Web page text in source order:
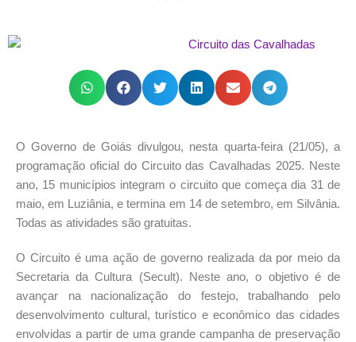
O Governo de Goiás divulgou, nesta quarta-feira (21/05), a
programação oficial do Circuito das Cavalhadas 2025. Neste
ano, 15 municípios integram o circuito que começa dia 31 de
maio, em Luziânia, e termina em 14 de setembro, em Silvânia.
Todas as atividades são gratuitas.
O Circuito é uma ação de governo realizada da por meio da
Secretaria da Cultura (Secult). Neste ano, o objetivo é de
avançar na nacionalização do festejo, trabalhando pelo
desenvolvimento cultural, turístico e econômico das cidades
envolvidas a partir de uma grande campanha de preservação